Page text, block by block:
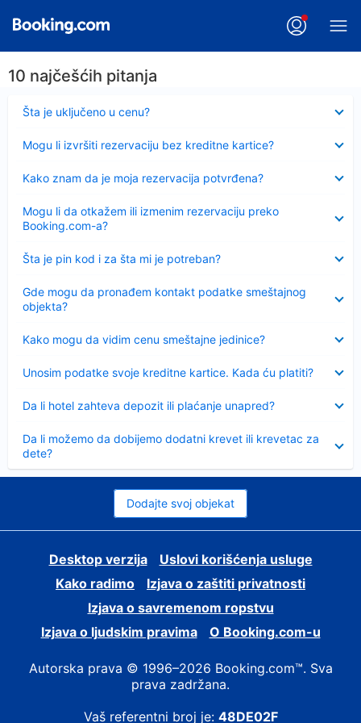
10 najčešćih pitanja
Šta je uključeno u cenu?
Sažeto
Mogu li izvršiti rezervaciju bez kreditne kartice?
Kako znam da je moja rezervacija potvrđena?
Mogu li da otkažem ili izmenim rezervaciju preko
Booking.com-a?
Šta je pin kod i za šta mi je potreban?
Sažeto
Gde mogu da pronađem kontakt podatke smeštajnog
objekta?
Kako mogu da vidim cenu smeštajne jedinice?
Unosim podatke svoje kreditne kartice. Kada ću platiti?
Da li hotel zahteva depozit ili plaćanje unapred?
Da li možemo da dobijemo dodatni krevet ili krevetac za
dete?
Dodajte svoj objekat
Desktop verzija
Uslovi korišćenja usluge
Kako radimo
Izjava o zaštiti privatnosti
Izjava o savremenom ropstvu
Izjava o ljudskim pravima
О Booking.com-u
Autorska prava © 1996–2026 Booking.com™. Sva
prava zadržana.
Vaš referentni broj je: 48DE02F